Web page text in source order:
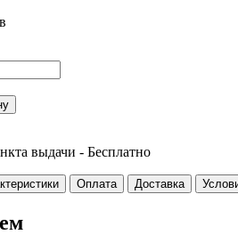
выдачи - Бесплатно
Оплата Доставка